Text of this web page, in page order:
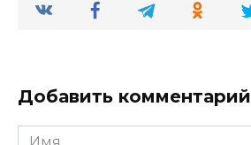
Добавить комментарий
Имя